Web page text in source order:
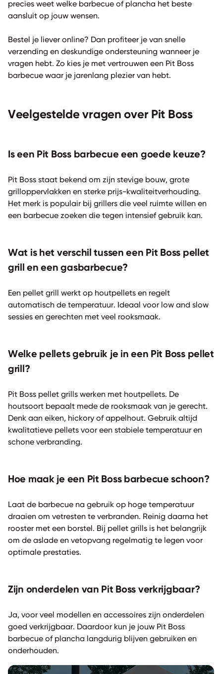
precies weet welke barbecue of plancha het beste
aansluit op jouw wensen.
Bestel je liever online? Dan profiteer je van snelle
verzending en deskundige ondersteuning wanneer je
vragen hebt. Zo kies je met vertrouwen een Pit Boss
barbecue waar je jarenlang plezier van hebt.
Veelgestelde vragen over Pit Boss
Is een Pit Boss barbecue een goede keuze?
Pit Boss staat bekend om zijn stevige bouw, grote
grilloppervlakken en sterke prijs-kwaliteitverhouding.
Het merk is populair bij grillers die veel ruimte willen en
een barbecue zoeken die tegen intensief gebruik kan.
Wat is het verschil tussen een Pit Boss pellet
grill en een gasbarbecue?
Een pellet grill werkt op houtpellets en regelt
automatisch de temperatuur. Ideaal voor low and slow
sessies en gerechten met veel rooksmaak.
Welke pellets gebruik je in een Pit Boss pellet
grill?
Pit Boss pellet grills werken met houtpellets. De
houtsoort bepaalt mede de rooksmaak van je gerecht.
Denk aan eiken, hickory of appelhout. Gebruik altijd
kwalitatieve pellets voor een stabiele temperatuur en
schone verbranding.
Hoe maak je een Pit Boss barbecue schoon?
Laat de barbecue na gebruik op hoge temperatuur
draaien om vetresten te verbranden. Reinig daarna het
rooster met een borstel. Bij pellet grills is het belangrijk
om de aslade en vetopvang regelmatig te legen voor
optimale prestaties.
Zijn onderdelen van Pit Boss verkrijgbaar?
Ja, voor veel modellen en accessoires zijn onderdelen
goed verkrijgbaar. Daardoor kun je jouw Pit Boss
barbecue of plancha langdurig blijven gebruiken en
onderhouden.